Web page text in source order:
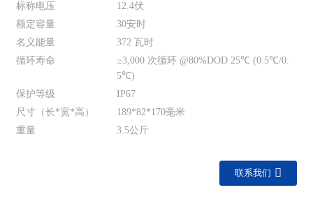
标称电压
12.4伏
额定容量
30安时
名义能量
372 瓦时
循环寿命
≥3,000 次循环 @80%DOD 25℃ (0.5℃/0.
5℃)
保护等级
IP67
尺寸（长*宽*高）
189*82*170毫米
重量
3.5公斤
联系我们